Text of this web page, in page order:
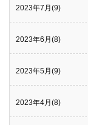
2023年7月(9)
2023年6月(8)
2023年5月(9)
2023年4月(8)